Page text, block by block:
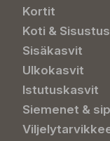
Kortit
Koti & Sisustus
Sisäkasvit
Ulkokasvit
Istutuskasvit
Siemenet &